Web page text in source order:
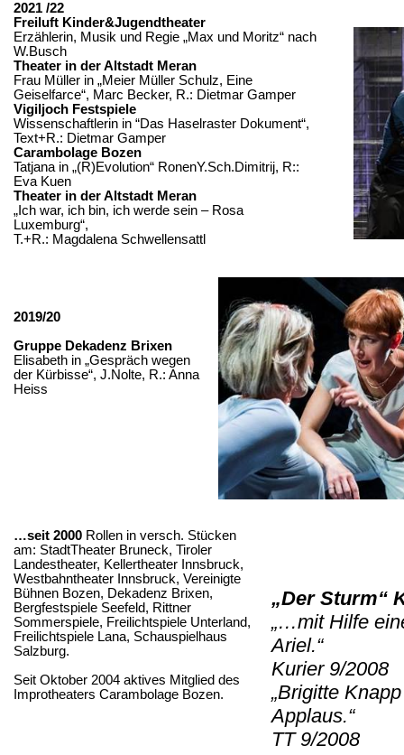
2021 /22
Freiluft Kinder&Jugendtheater
Erzählerin, Musik und Regie „Max und Moritz“ nach
W.Busch
Theater in der Altstadt Meran
Frau Müller in „Meier Müller Schulz, Eine
Geiselfarce“, Marc Becker, R.: Dietmar Gamper
Vigiljoch Festspiele
Wissenschaftlerin in “Das Haselraster Dokument“,
Text+R.: Dietmar Gamper
Carambolage Bozen
Tatjana in „(R)Evolution“ RonenY.Sch.Dimitrij, R::
Eva Kuen
Theater in der Altstadt Meran
„Ich war, ich bin, ich werde sein – Rosa
Luxemburg“,
T.+R.: Magdalena Schwellensattl
2019/20
Gruppe Dekadenz Brixen
Elisabeth in „Gespräch wegen
der Kürbisse“,J.Nolte, R.: Anna
Heiss
…seit 2000 Rollen in versch. Stücken
am: StadtTheater Bruneck, Tiroler
Landestheater, Kellertheater Innsbruck,
Westbahntheater Innsbruck, Vereinigte
Bühnen Bozen, Dekadenz Brixen,
Bergfestspiele Seefeld, Rittner
Sommerspiele, Freilichtspiele Unterland,
Freilichtspiele Lana, Schauspielhaus
Salzburg.
Seit Oktober 2004 aktives Mitglied des
ImprotheatersCarambolage Bozen.
„Der Sturm“
„…mit Hilfe
Ariel.“
Kurier 9/2008
„Brigitte
Applaus.“
TT 9/2008